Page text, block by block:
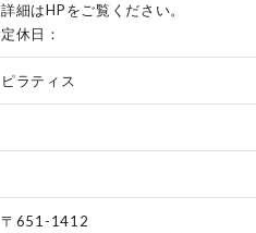
詳細はHPをご覧ください。
定休日：
ピラティス
〒651-1412